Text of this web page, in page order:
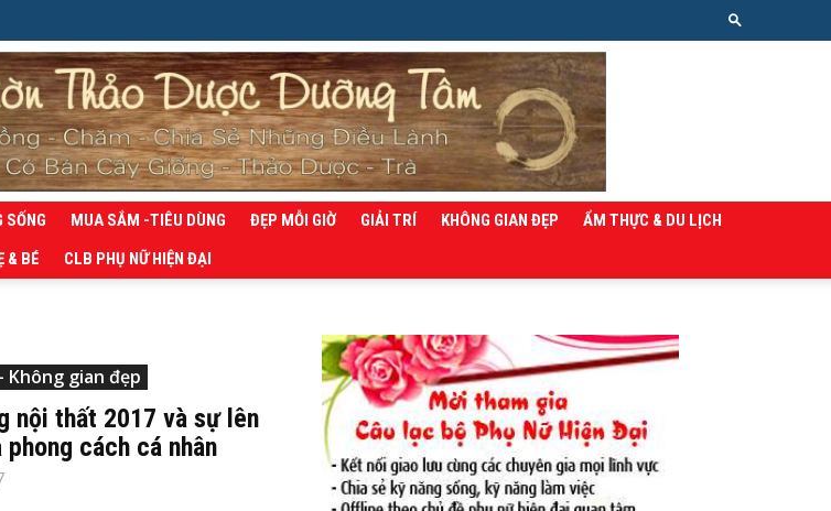
SỐNG MUA SẮM -TIÊU DÙNG ĐẸP MỖI GIỜ GIẢI TRÍ KHÔNG GIAN ĐẸP
ẨM THỰC & DU LỊCH
& BÉ CLB PHỤ NỮ HIỆN ĐẠI
Không gian đẹp
nội thất 2017 và sự lên
cách cá nhân